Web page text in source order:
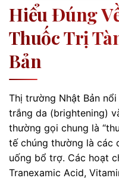
Hiểu Đúng
Thuốc Trị
Bản
Thị trường Nhật Bản
trắng da (brightening)
thường gọi chung là
tế chúng thường là các
uống bổ trợ. Các hoạt
Tranexamic Acid,